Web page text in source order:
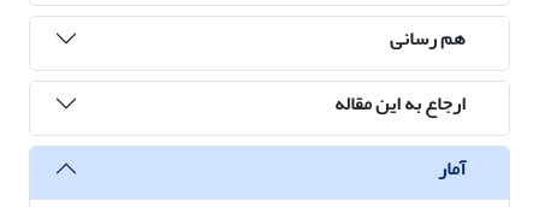
هم رسانی
ارجاع به این مقاله
آمار